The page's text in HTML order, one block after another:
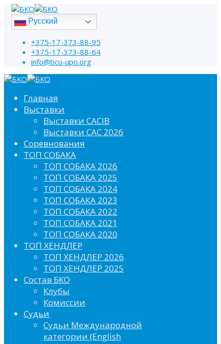
Русский
+375-17-373-88-95
+375-17-373-88-64
info@bcu-upo.org
Главная
Выставки
Выставки CACIB
Выставки САС 2026
Соревнования
ТОП СОБАКА
ТОП СОБАКА 2026
ТОП СОБАКА 2025
ТОП СОБАКА 2024
ТОП СОБАКА 2023
ТОП СОБАКА 2022
ТОП СОБАКА 2021
ТОП СОБАКА 2020
ТОП ХЕНДЛЕР
ТОП ХЕНДЛЕР 2026
ТОП ХЕНДЛЕР 2025
Состав БКО
Клубы
Комиссии
Судьи
Судьи Международной
категории (English